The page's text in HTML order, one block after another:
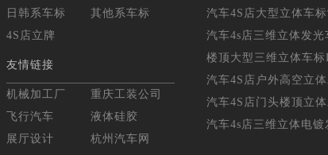
日韩系车标
其他系车标
4S店立牌
友情链接
机械加工厂
重庆工装公司
飞行汽车
液体硅胶
展厅设计
杭州汽车网
汽车4S店大型立体车标
汽车4s店三维立体发光
楼顶大型三维立体车标
汽车4S店户外高空立体
汽车4S店门头楼顶立体
汽车4s店三维立体电镀